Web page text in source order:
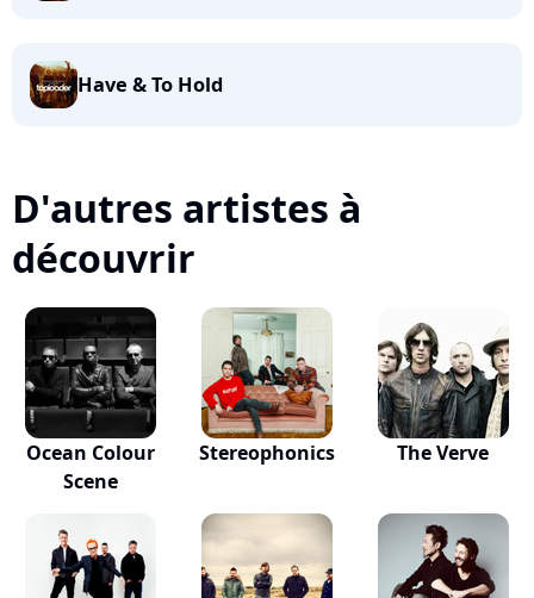
Have & To Hold
D'autres artistes à
découvrir
Ocean Colour
Scene
Stereophonics The Verve